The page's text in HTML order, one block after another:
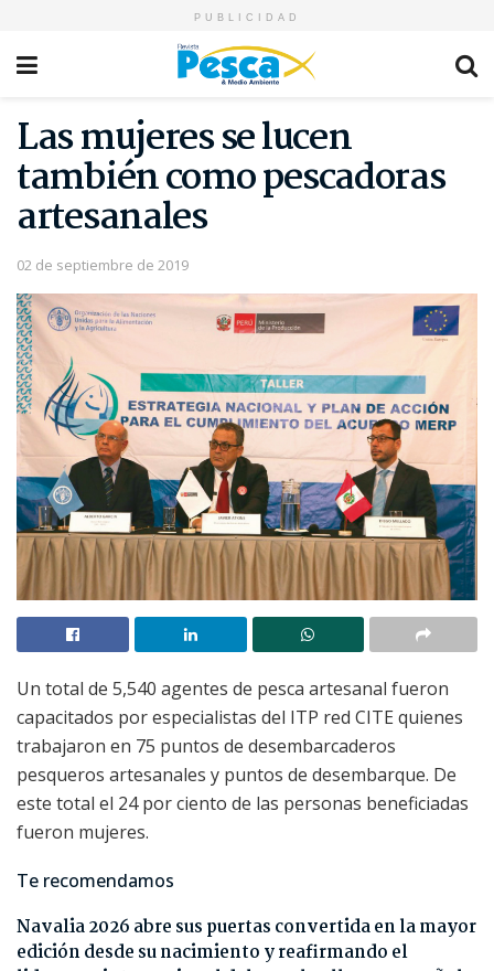
PUBLICIDAD
Las mujeres se lucen
también como pescadoras
artesanales
02 de septiembre de 2019
Un total de 5,540 agentes de pesca artesanal fueron
capacitados por especialistas del ITP red CITE quienes
trabajaron en 75 puntos de desembarcaderos
pesqueros artesanales y puntos de desembarque. De
este total el 24 por ciento de las personas beneficiadas
fueron mujeres.
Te recomendamos
Navalia 2026 abre sus puertas convertida en la mayor
edición desde su nacimiento y reafirmando el